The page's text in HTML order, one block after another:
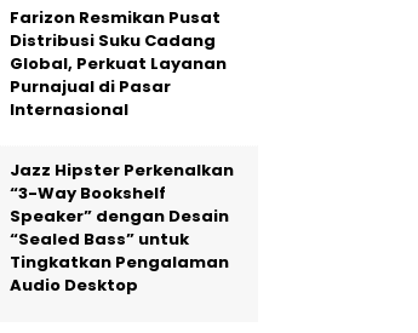
Farizon Resmikan Pusat
Distribusi Suku Cadang
Global, Perkuat Layanan
Purnajual di Pasar
Internasional
Jazz Hipster Perkenalkan
“3-Way Bookshelf
Speaker” dengan Desain
“Sealed Bass” untuk
Tingkatkan Pengalaman
Audio Desktop